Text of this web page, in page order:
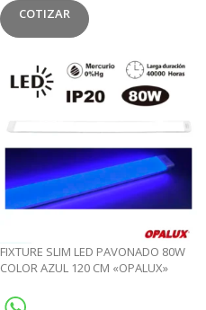
COTIZAR
FIXTURE SLIM LED PAVONADO 80W
COLOR AZUL 120 CM «OPALUX»